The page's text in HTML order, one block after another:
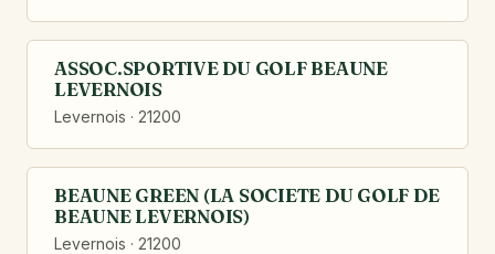
ASSOC.SPORTIVE DU GOLF BEAUNE
LEVERNOIS
Levernois · 21200
BEAUNE GREEN (LA SOCIETE DU GOLF DE
BEAUNE LEVERNOIS)
Levernois · 21200